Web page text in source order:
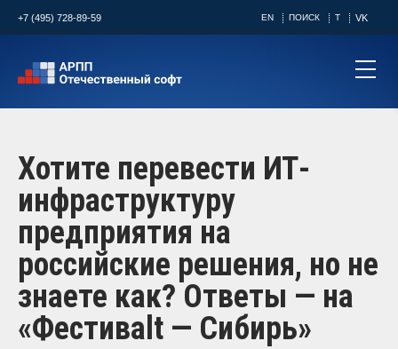
+7 (495) 728-89-59 EN ПОИСК T VK
Хотите перевести ИТ-
инфраструктуру
предприятия на
российские решения, но не
знаете как? Ответы — на
«Фестивalt — Сибирь»